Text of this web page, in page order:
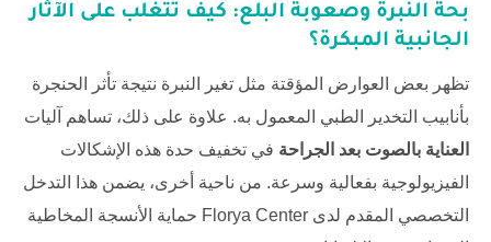
بحة النبرة وصعوبة البلع: كيف تتغلب على الآثار
الجانبية المبكرة؟
تظهر بعض العوارض المؤقتة مثل تغير النبرة نتيجة تأثر الحنجرة
بأنابيب التخدير الطبي المعمول به. علاوة على ذلك، تساهم آليات
العناية بالصوت بعد الجراحة في تخفيف حدة هذه الإشكالات
الفيزيولوجية بفعالية وسرعة. من ناحية أخرى، يضمن هذا التدخل
التخصصي المقدم لدى Florya Center حماية الأنسجة المخاطية